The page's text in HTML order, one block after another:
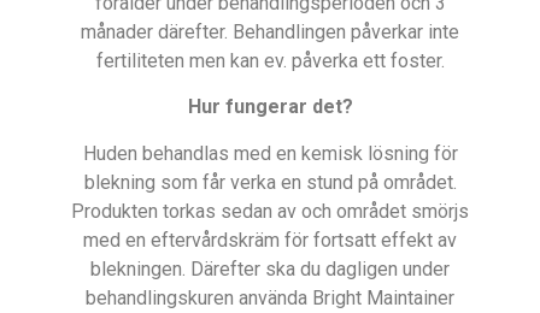
månader därefter. Behandlingen påverkar inte
fertiliteten men kan ev. påverka ett foster.
Hur fungerar det?
Huden behandlas med en kemisk lösning för
blekning som får verka en stund på området.
Produkten torkas sedan av och området smörjs
med en eftervårdskräm för fortsatt effekt av
blekningen. Därefter ska du dagligen under
behandlingskuren använda Bright Maintainer